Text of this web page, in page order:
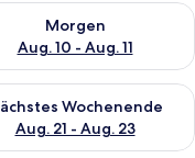
Aug. 9 - Aug.
Morgen
Aug. 10 - Aug. 11
die Verfügbarkeit
Aug. 14
Wochenende
Aug. 21 - Aug. 23
die Verfügbarkeit